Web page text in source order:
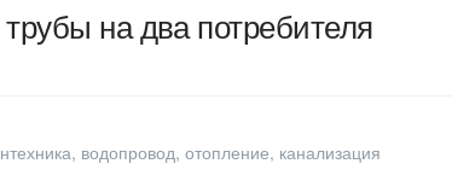
на два потребителя
водопровод, отопление, канализация